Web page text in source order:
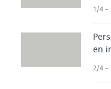
1/4 –
en
2/4 –